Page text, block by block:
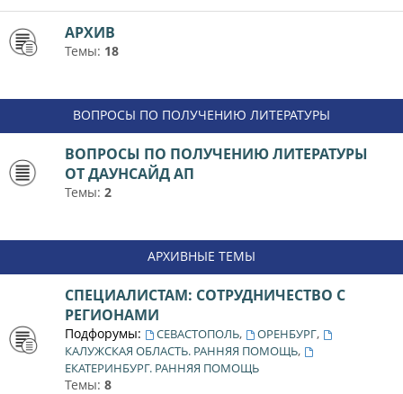
АРХИВ
Темы: 18
ВОПРОСЫ ПО ПОЛУЧЕНИЮ ЛИТЕРАТУРЫ
ВОПРОСЫ ПО ПОЛУЧЕНИЮ ЛИТЕРАТУРЫ
ОТ ДАУНСАЙД АП
Темы: 2
АРХИВНЫЕ ТЕМЫ
СПЕЦИАЛИСТАМ: СОТРУДНИЧЕСТВО С
РЕГИОНАМИ
Подфорумы: СЕВАСТОПОЛЬ, ОРЕНБУРГ,
КАЛУЖСКАЯ ОБЛАСТЬ. РАННЯЯ ПОМОЩЬ,
ЕКАТЕРИНБУРГ. РАННЯЯ ПОМОЩЬ
Темы: 8